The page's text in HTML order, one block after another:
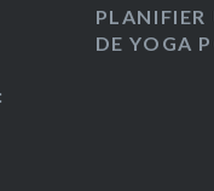
PLANIFIER
DE YOGA